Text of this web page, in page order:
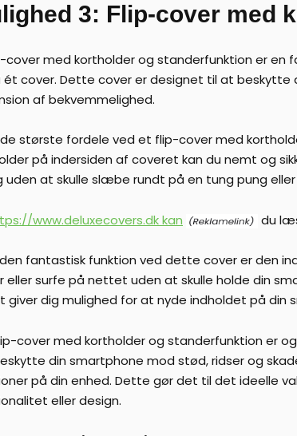
3: Flip-cover med
cover med kortholder og standerfunktion er en
ét cover. Dette cover er designet til at
af bekvemmelighed.
de største fordele ved et flip-cover med
på indersiden af coveret kan du nemt og
uden at skulle slæbe rundt på en tung pung
www.deluxecovers.dk kan du
fantastisk funktion ved dette cover er den
eller surfe på nettet uden at skulle holde din
giver dig mulighed for at nyde indholdet på din
cover med kortholder og standerfunktion er
din smartphone mod stød, ridser og
på din enhed. Dette gør det til det ideelle
eller design.